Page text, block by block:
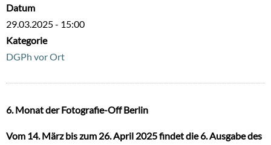
Datum
29.03.2025 - 15:00
Kategorie
DGPh vor Ort
6. Monat der Fotografie-Off Berlin
Vom 14. März bis zum 26. April 2025 findet die 6. Ausgabe des